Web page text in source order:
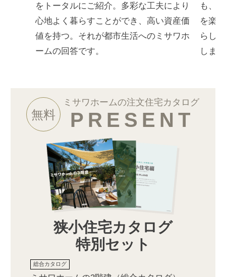
をトータルにご紹介。多彩な工夫により
心地よく暮らすことができ、高い資産価
値を持つ。それが都市生活へのミサワホ
ームの回答です。
も、
を楽
らし
しま
無料
ミサワホームの注文住宅カタログ
PRESENT
狭小住宅カタログ
特別セット